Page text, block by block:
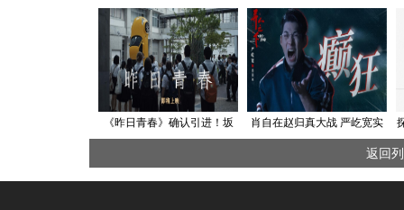
《昨日青春》确认引进！坂
首作！
肖自在赵归真大战 严屹宽实
力演绎丝滑切换多种情绪
返回